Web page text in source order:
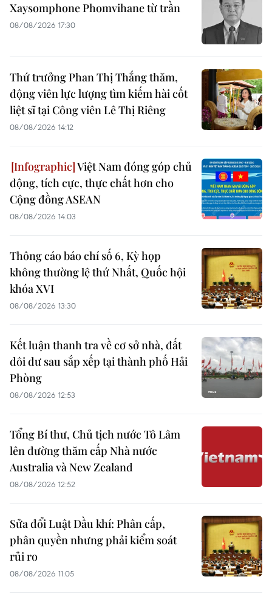
Xaysomphone Phomvihane từ trần
08/08/2026 17:30
Thứ trưởng Phan Thị Thắng thăm,
động viên lực lượng tìm kiếm hài cốt
liệt sĩ tại Công viên Lê Thị Riêng
08/08/2026 14:12
Việt Nam đóng góp chủ
động, tích cực, thực chất hơn cho
Cộng đồng ASEAN
08/08/2026 14:03
Thông cáo báo chí số 6, Kỳ họp
không thường lệ thứ Nhất, Quốc hội
khóa XVI
08/08/2026 13:30
Kết luận thanh tra về cơ sở nhà, đất
dôi dư sau sắp xếp tại thành phố Hải
Phòng
08/08/2026 12:53
Tổng Bí thư, Chủ tịch nước Tô Lâm
lên đường thăm cấp Nhà nước
Australia và New Zealand
08/08/2026 12:52
Sửa đổi Luật Dầu khí: Phân cấp,
phân quyền nhưng phải kiểm soát
rủi ro
08/08/2026 11:05